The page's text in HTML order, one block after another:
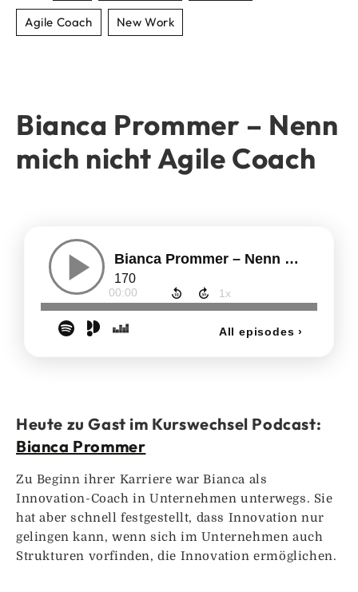
Agile Coach New Work
Bianca Prommer – Nenn
mich nicht Agile Coach
Heute zu Gast im Kurswechsel Podcast:
Bianca Prommer
Zu Beginn ihrer Karriere war Bianca als
Innovation-Coach in Unternehmen unterwegs. Sie
hat aber schnell festgestellt, dass Innovation nur
gelingen kann, wenn sich im Unternehmen auch
Strukturen vorfinden, die Innovation ermöglichen.